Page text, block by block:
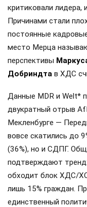
критиковали лидера,
Причинами стали
постоянные
место Мерца
перспективы
Добриндта в ХДС
Данные MDR и Welt*
двукратный отрыв
Мекленбурге —
вовсе скатились до
(36%), но и СДПГ.
подтверждают
обходит блок ХДС/
лишь 15% граждан.
единственный